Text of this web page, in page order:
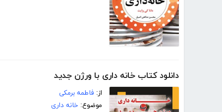
دانلود کتاب خانه داری با ورژن جدید
از: فاطمه برمکی
موضوع: خانه داری